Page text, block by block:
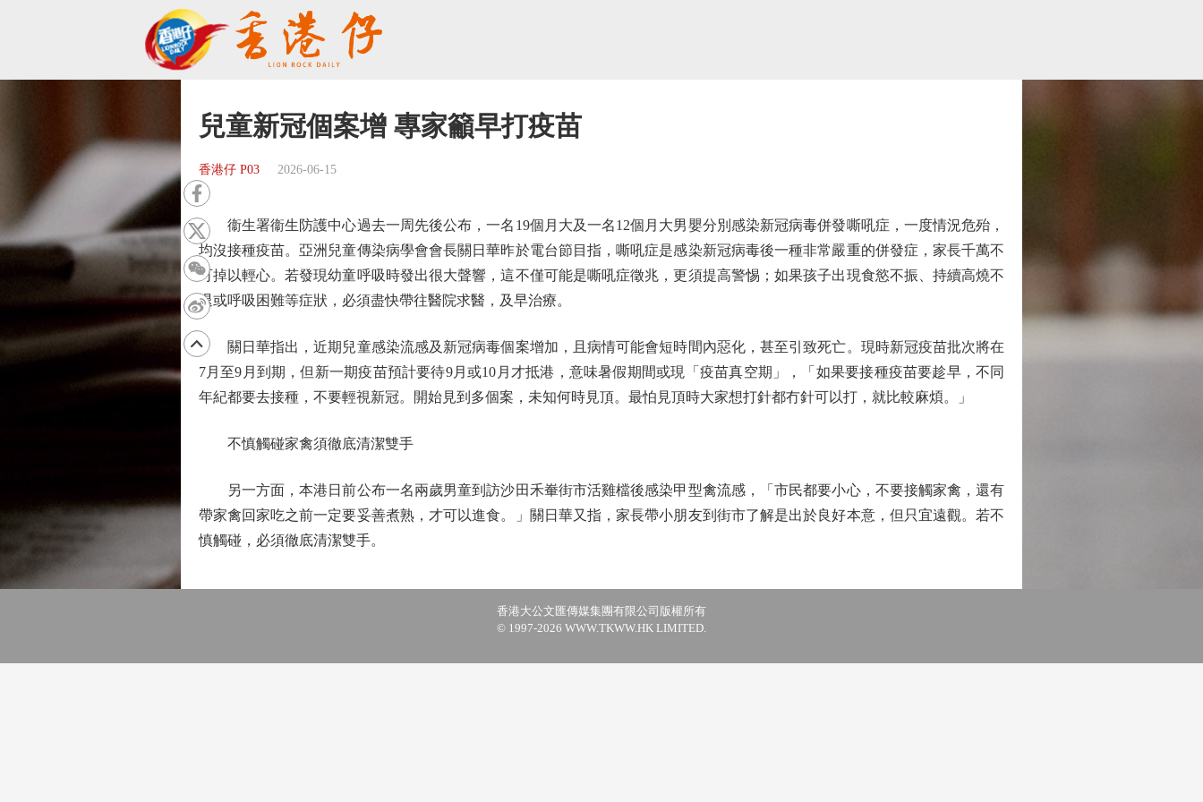
兒童新冠個案增 專家籲早打疫苗
香港仔 P03 2026-06-15
衞生署衞生防護中心過去一周先後公布，一名19個月大及一名12個月大男嬰分別感染新冠病毒併發嘶吼症，一度情況危殆，
均沒接種疫苗。亞洲兒童傳染病學會會長關日華昨於電台節目指，嘶吼症是感染新冠病毒後一種非常嚴重的併發症，家長千萬不
可掉以輕心。若發現幼童呼吸時發出很大聲響，這不僅可能是嘶吼症徵兆，更須提高警惕；如果孩子出現食慾不振、持續高燒不
退或呼吸困難等症狀，必須盡快帶往醫院求醫，及早治療。
關日華指出，近期兒童感染流感及新冠病毒個案增加，且病情可能會短時間內惡化，甚至引致死亡。現時新冠疫苗批次將在
7月至9月到期，但新一期疫苗預計要待9月或10月才抵港，意味暑假期間或現「疫苗真空期」，「如果要接種疫苗要趁早，不同
年紀都要去接種，不要輕視新冠。開始見到多個案，未知何時見頂。最怕見頂時大家想打針都冇針可以打，就比較麻煩。」
不慎觸碰家禽須徹底清潔雙手
另一方面，本港日前公布一名兩歲男童到訪沙田禾輋街市活雞檔後感染甲型禽流感，「市民都要小心，不要接觸家禽，還有
帶家禽回家吃之前一定要妥善煮熟，才可以進食。」關日華又指，家長帶小朋友到街市了解是出於良好本意，但只宜遠觀。若不
慎觸碰，必須徹底清潔雙手。
香港大公文匯傳媒集團有限公司版權所有
© 1997-2026 WWW.TKWW.HK LIMITED.